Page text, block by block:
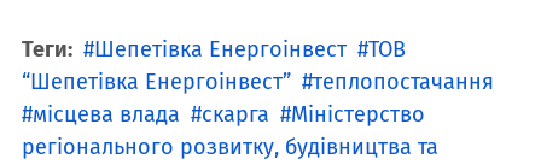
Теги: Шепетівка Енергоінвест
ТОВ
“Шепетівка Енергоінвест”
теплопостачання
місцева влада
скарга
Міністерство
регіонального розвитку, будівництва та